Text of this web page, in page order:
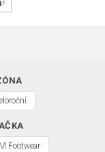
Footwear